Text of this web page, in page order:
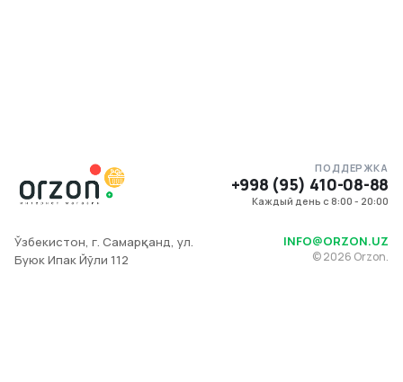
ПОДДЕРЖКА
+998 (95) 410-08-88
Каждый день с 8:00 - 20:00
Ўзбекистон, г. Самарқанд, ул.
Буюк Ипак Йўли 112
INFO@ORZON.UZ
©2026 Orzon.